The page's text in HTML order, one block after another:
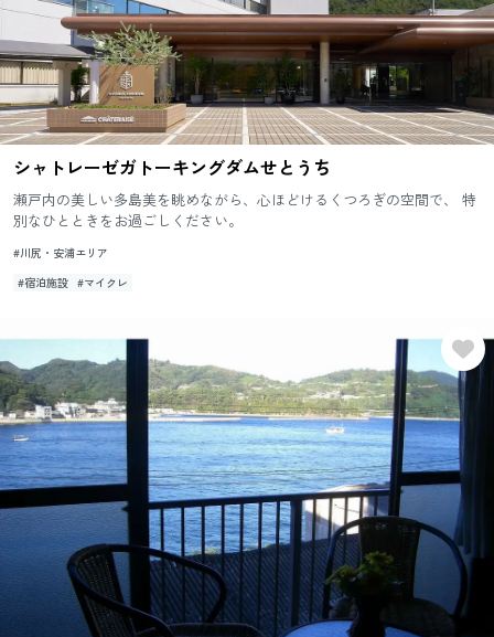
シャトレーゼガトーキングダムせとうち
瀬戸内の美しい多島美を眺めながら、心ほどけるくつろぎの空間で、 特
別なひとときをお過ごしください。
#川尻・安浦エリア
#宿泊施設 #マイクレ